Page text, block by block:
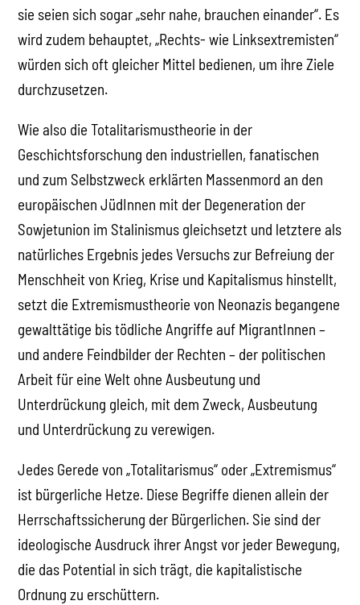
sie seien sich sogar „sehr nahe, brauchen einander“. Es
wird zudem behauptet, „Rechts- wie Linksextremisten“
würden sich oft gleicher Mittel bedienen, um ihre Ziele
durchzusetzen.
Wie also die Totalitarismustheorie in der
Geschichtsforschung den industriellen, fanatischen
und zum Selbstzweck erklärten Massenmord an den
europäischen JüdInnen mit der Degeneration der
Sowjetunion im Stalinismus gleichsetzt und letztere als
natürliches Ergebnis jedes Versuchs zur Befreiung der
Menschheit von Krieg, Krise und Kapitalismus hinstellt,
setzt die Extremismustheorie von Neonazis begangene
gewalttätige bis tödliche Angriffe auf MigrantInnen –
und andere Feindbilder der Rechten – der politischen
Arbeit für eine Welt ohne Ausbeutung und
Unterdrückung gleich, mit dem Zweck, Ausbeutung
und Unterdrückung zu verewigen.
Jedes Gerede von „Totalitarismus“ oder „Extremismus“
ist bürgerliche Hetze. Diese Begriffe dienen allein der
Herrschaftssicherung der Bürgerlichen. Sie sind der
ideologische Ausdruck ihrer Angst vor jeder Bewegung,
die das Potential in sich trägt, die kapitalistische
Ordnung zu erschüttern.